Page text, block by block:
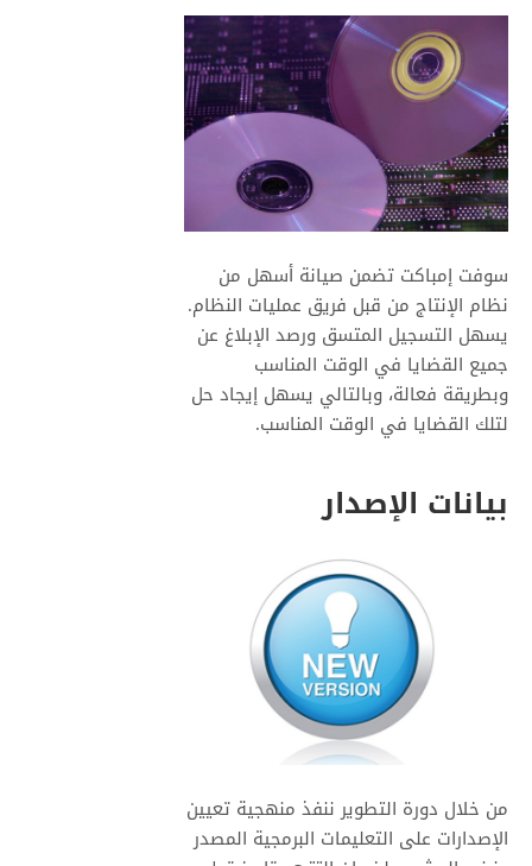
سوفت إمباكت تضمن صيانة أسهل من
نظام الإنتاج من قبل فريق عمليات النظام.
يسهل التسجيل المتسق ورصد الإبلاغ عن
جميع القضايا في الوقت المناسب
وبطريقة فعالة، وبالتالي يسهل إيجاد حل
لتلك القضايا في الوقت المناسب.
بيانات الإصدار
من خلال دورة التطوير ننفذ منهجية تعيين
الإصدارات على التعليمات البرمجية المصدر